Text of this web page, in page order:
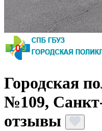
Городская
№109,
отзывы